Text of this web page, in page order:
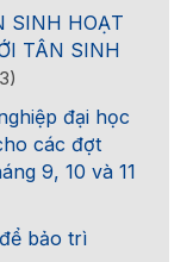
SINH HOẠT
TÂN SINH
đại học
các đợt
9, 10 và 11
bảo trì